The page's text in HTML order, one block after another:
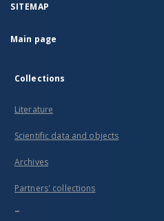
SITEMAP
Main page
Collections
Literature
Scientific data and objects
Archives
Partners' collections
...